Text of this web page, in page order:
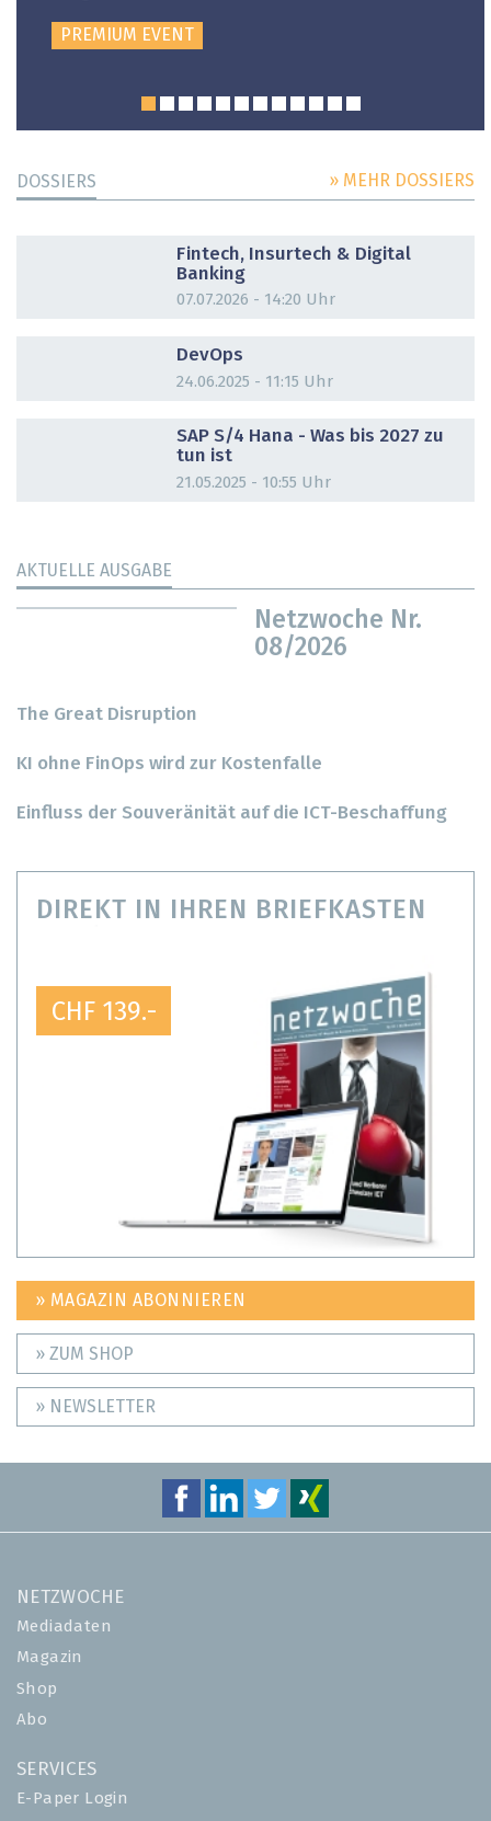
PREMIUM EVENT
DOSSIERS » MEHR DOSSIERS
Fintech, Insurtech & Digital
Banking
07.07.2026 - 14:20 Uhr
DevOps
24.06.2025 - 11:15 Uhr
SAP S/4 Hana - Was bis 2027 zu
tun ist
21.05.2025 - 10:55 Uhr
AKTUELLE AUSGABE
Netzwoche Nr.
08/2026
The Great Disruption
KI ohne FinOps wird zur Kostenfalle
Einfluss der Souveränität auf die ICT-Beschaffung
DIREKT IN IHREN BRIEFKASTEN
CHF 139.-
» MAGAZIN ABONNIEREN
» ZUM SHOP
» NEWSLETTER
NETZWOCHE
Mediadaten
Magazin
Shop
Abo
SERVICES
E-Paper Login